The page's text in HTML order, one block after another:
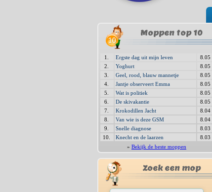
Moppen top 10
1. Ergste dag uit mijn leven
8.05
2.
Yoghurt
8.05
3.
Geel, rood, blauw mannetje
8.05
4.
Jantje observeert Emma
8.05
5.
Wat is politiek
8.05
6.
De skivakantie
8.05
7.
Krokodillen Jacht
8.04
8.
Van wie is deze GSM
8.04
9.
Snelle diagnose
8.03
10.
Knecht en de laarzen
8.03
» Bekijk de beste moppen
Zoek een mop